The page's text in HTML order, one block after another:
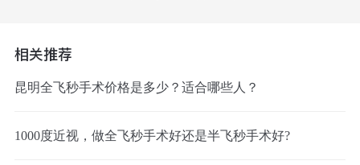
相关推荐
昆明全飞秒手术价格是多少？适合哪些人？
1000度近视，做全飞秒手术好还是半飞秒手术好?